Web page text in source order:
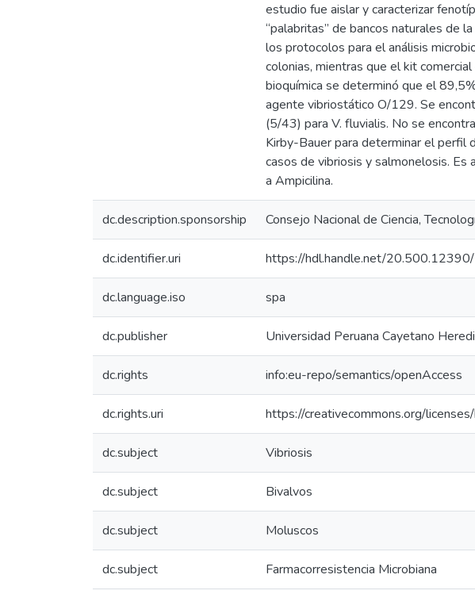
estudio fue aislar y caracterizar
“palabritas” de bancos naturales de
los protocolos para el análisis
colonias, mientras que el kit
bioquímica se determinó que el
agente vibriostático O/129. Se
(5/43) para V. fluvialis. No se
Kirby-Bauer para determinar el perfil
casos de vibriosis y salmonelosis.
a Ampicilina.
dc.description.sponsorship Consejo Nacional de Ciencia,
dc.identifier.uri https://hdl.handle.net/
dc.language.iso spa
dc.publisher Universidad Peruana Cayetano
dc.rights info:eu-repo/semantics/openAccess
dc.rights.uri https://creativecommons.org/
dc.subject Vibriosis
dc.subject Bivalvos
dc.subject Moluscos
dc.subject Farmacorresistencia Microbiana